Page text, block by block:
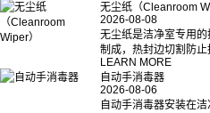
无尘纸（Cleanroom
2026-08-08
无尘纸是洁净室专用
制成，热封边切割防止
LEARN MORE
自动手消毒器
2026-08-06
自动手消毒器安装在